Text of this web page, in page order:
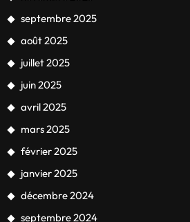
septembre 2025
août 2025
juillet 2025
juin 2025
avril 2025
mars 2025
février 2025
janvier 2025
décembre 2024
septembre 2024